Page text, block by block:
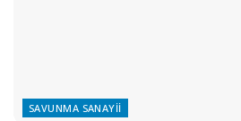
SAVUNMA SANAYII